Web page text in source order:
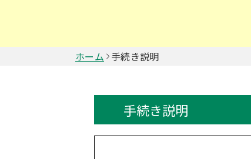
ホーム 手続き説明
手続き説明